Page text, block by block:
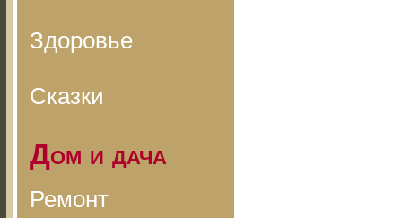
Здоровье
Сказки
Дом и дача
Ремонт